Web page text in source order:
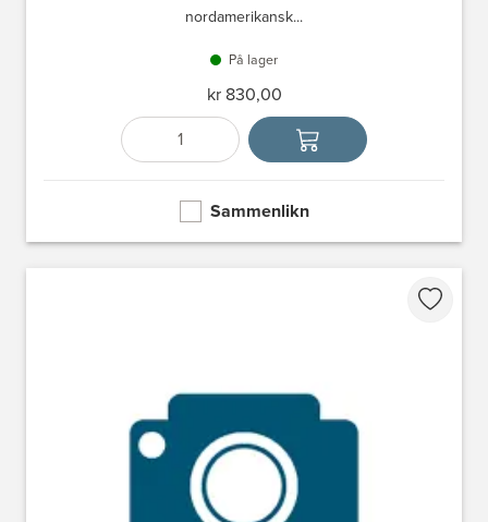
nordamerikansk...
På lager
kr 830,00
Antall
Velg enhet
Sammenlikn